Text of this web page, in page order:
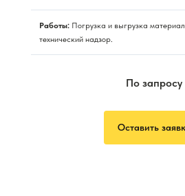
Работы: Погрузка и выгрузка
технический надзор.
По запросу
Оставить